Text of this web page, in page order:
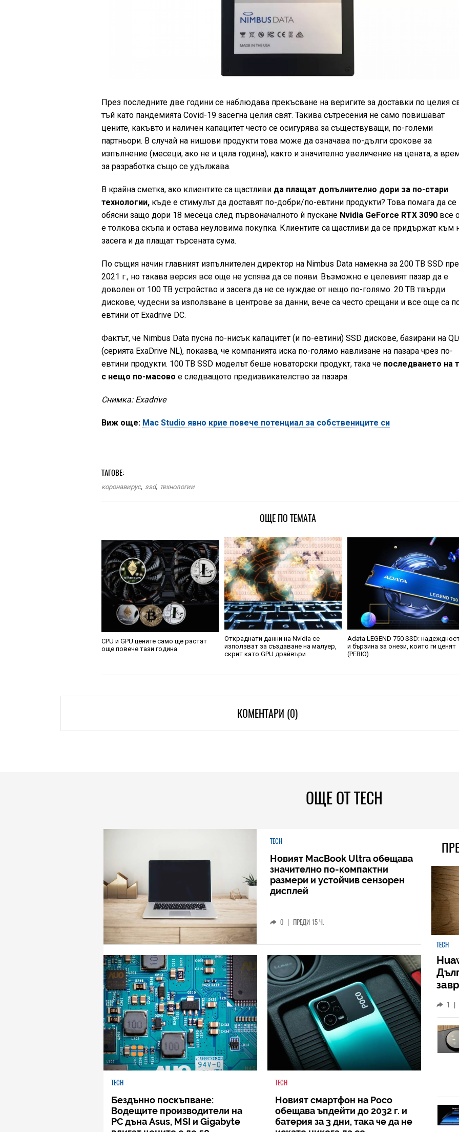
През последните две години се наблюдава прекъсване на веригите за доставки по целия
тъй като пандемията Covid-19 засегна целия свят. Такива сътресения не само повишават
цените, какъвто и наличен капацитет често се осигурява за съществуващи, по-големи
партньори. В случай на нишови продукти това може да означава по-дълги срокове за
изпълнение (месеци, ако не и цяла година), както и значително увеличение на цената, а
за разработка също се удължава.
В крайна сметка, ако клиентите са щастливи да плащат допълнително дори за по-стари
технологии, къде е стимулът да доставят по-добри/по-евтини продукти? Това помага да се
обясни защо дори 18 месеца след първоначалното ѝ пускане Nvidia GeForce RTX 3090 все
е толкова скъпа и остава неуловима покупка. Клиентите са щастливи да се придържат към
засега и да плащат търсената сума.
По същия начин главният изпълнителен директор на Nimbus Data намекна за 200 TB SSD
2021 г., но такава версия все още не успява да се появи. Възможно е целевият пазар да е
доволен от 100 TB устройство и засега да не се нуждае от нещо по-голямо. 20 TB твърди
дискове, чудесни за използване в центрове за данни, вече са често срещани и все още са
евтини от Exadrive DC.
Фактът, че Nimbus Data пусна по-нисък капацитет (и по-евтини) SSD дискове, базирани на
(серията ExaDrive NL), показва, че компанията иска по-голямо навлизане на пазара чрез по-
евтини продукти. 100 TB SSD моделът беше новаторски продукт, така че последването на
с нещо по-масово е следващото предизвикателство за пазара.
Снимка: Exadrive
Виж още: Mac Studio явно крие повече потенциал за собствениците си
ТАГОВЕ:
коронавирус, ssd, технологии
ОЩЕ ПО ТЕМАТА
CPU и GPU цените само ще растат
още повече тази година
Откраднати данни на Nvidia се
използват за създаване на малуер,
скрит като GPU драйвъри
Adata LEGEND 750 SSD:
и бързина за онези, които ги ценят
(РЕВЮ)
КОМЕНТАРИ (0)
ОЩЕ ОТ TECH
TECH
Новият MacBook Ultra обещава
значително по-компактни
размери и устойчив сензорен
дисплей
0 | ПРЕДИ 15 Ч.
TECH
Бездънно поскъпване:
Водещите производители на
РС дъна Asus, MSI и Gigabyte
TECH
Новият смартфон на Poco
обещава ъпдейти до 2032 г. и
батерия за 3 дни, така че да не
TECH
1 |